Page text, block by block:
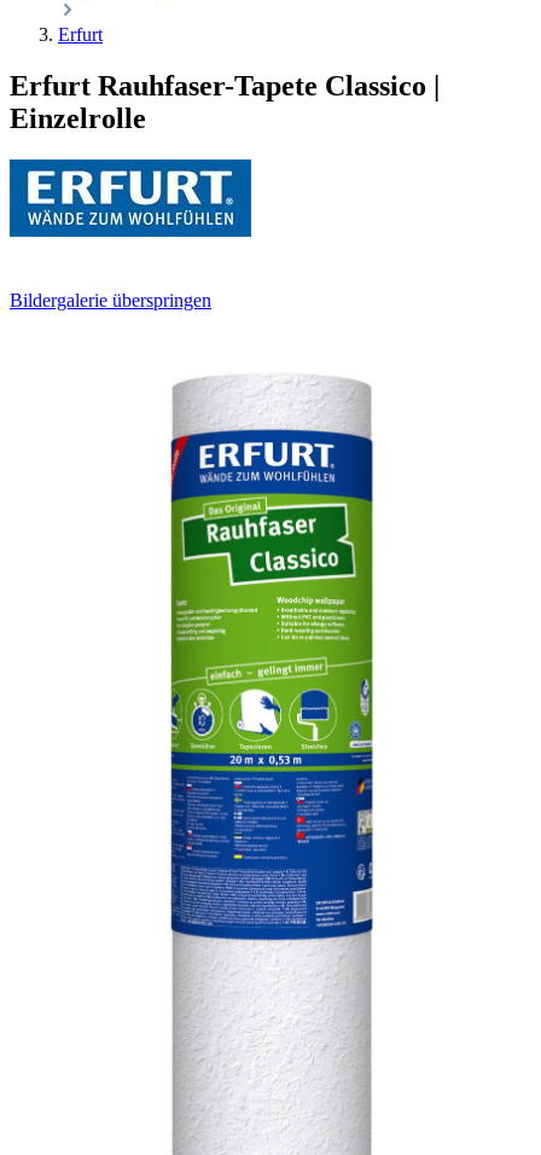
Erfurt
Erfurt Rauhfaser-Tapete Classico |
Einzelrolle
Bildergalerie überspringen